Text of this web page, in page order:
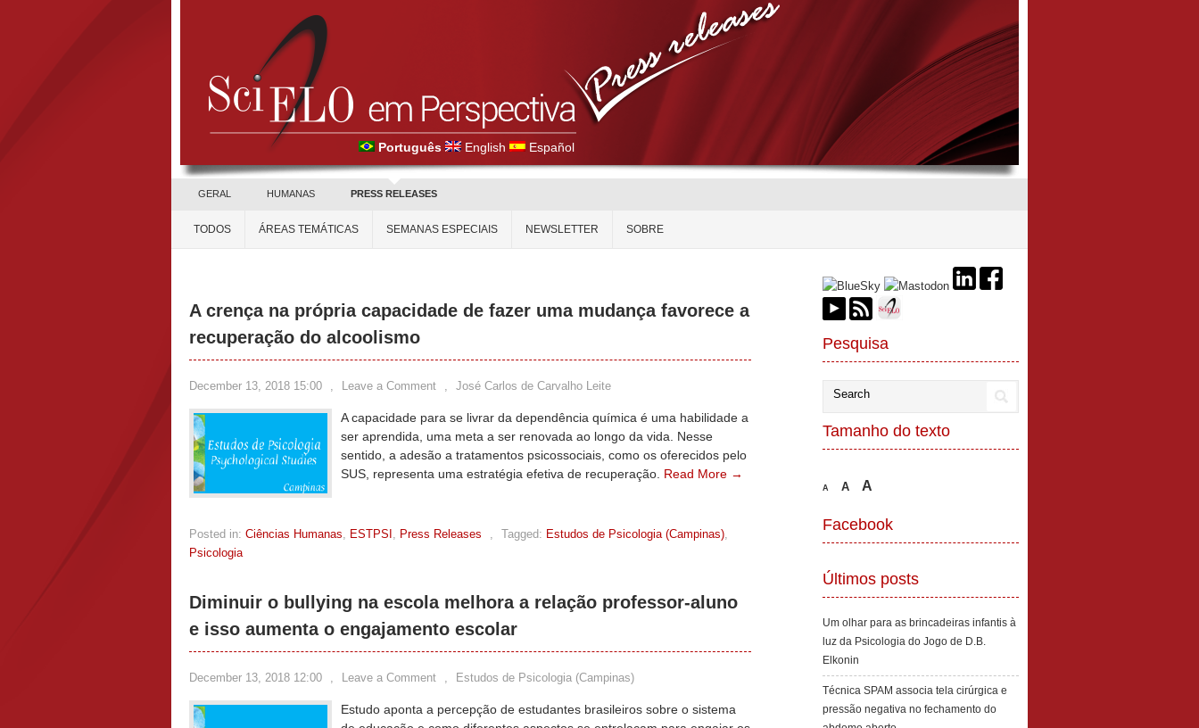
Português English Español
GERAL HUMANAS PRESS RELEASES
TODOS ÁREAS TEMÁTICAS SEMANAS ESPECIAIS NEWSLETTER SOBRE
A crença na própria capacidade de fazer uma mudança favorece a
recuperação do alcoolismo
December 13, 2018 15:00 , Leave a Comment , José Carlos de Carvalho Leite
A capacidade para se livrar da dependência química é uma habilidade a
ser aprendida, uma meta a ser renovada ao longo da vida. Nesse
sentido, a adesão a tratamentos psicossociais, como os oferecidos pelo
SUS, representa uma estratégia efetiva de recuperação. Read More →
Posted in: Ciências Humanas, ESTPSI , Press Releases , Tagged: Estudos de Psicologia (Campinas),
Psicologia
Diminuir o bullying na escola melhora a relação professor-aluno
e isso aumenta o engajamento escolar
December 13, 2018 12:00 , Leave a Comment , Estudos de Psicologia (Campinas)
Estudo aponta a percepção de estudantes brasileiros sobre o sistema
Pesquisa
Tamanho do texto
A A A
Facebook
Últimos posts
Um olhar para as brincadeiras infantis à
luz da Psicologia do Jogo de D.B.
Elkonin
Técnica SPAM associa tela cirúrgica e
pressão negativa no fechamento do